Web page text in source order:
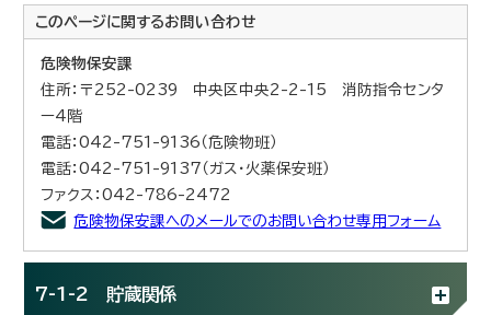
このページに関するお問い合わせ
危険物保安課
住所：〒252-0239 中央区中央2-2-15 消防指令センタ
ー4階
電話：042-751-9136（危険物班）
電話：042-751-9137（ガス・火薬保安班）
ファクス：042-786-2472
危険物保安課へのメールでのお問い合わせ専用フォーム
7-1-2 貯蔵関係